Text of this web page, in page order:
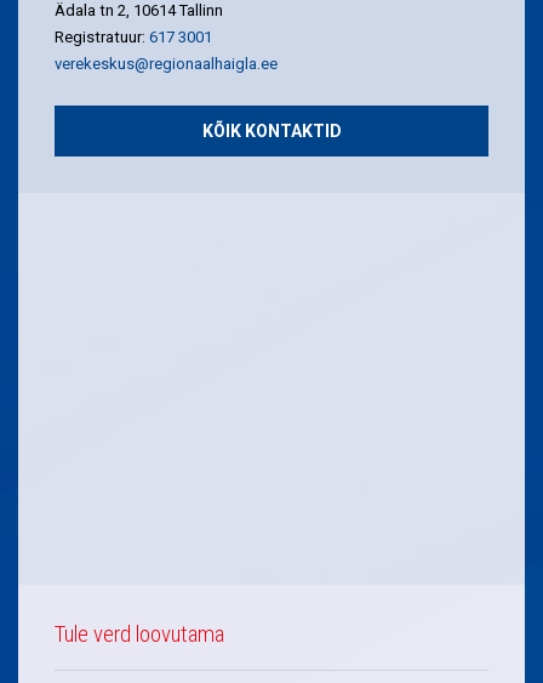
Ädala tn 2, 10614 Tallinn
Registratuur: 617 3001
verekeskus@regionaalhaigla.ee
KÕIK KONTAKTID
Tule verd loovutama